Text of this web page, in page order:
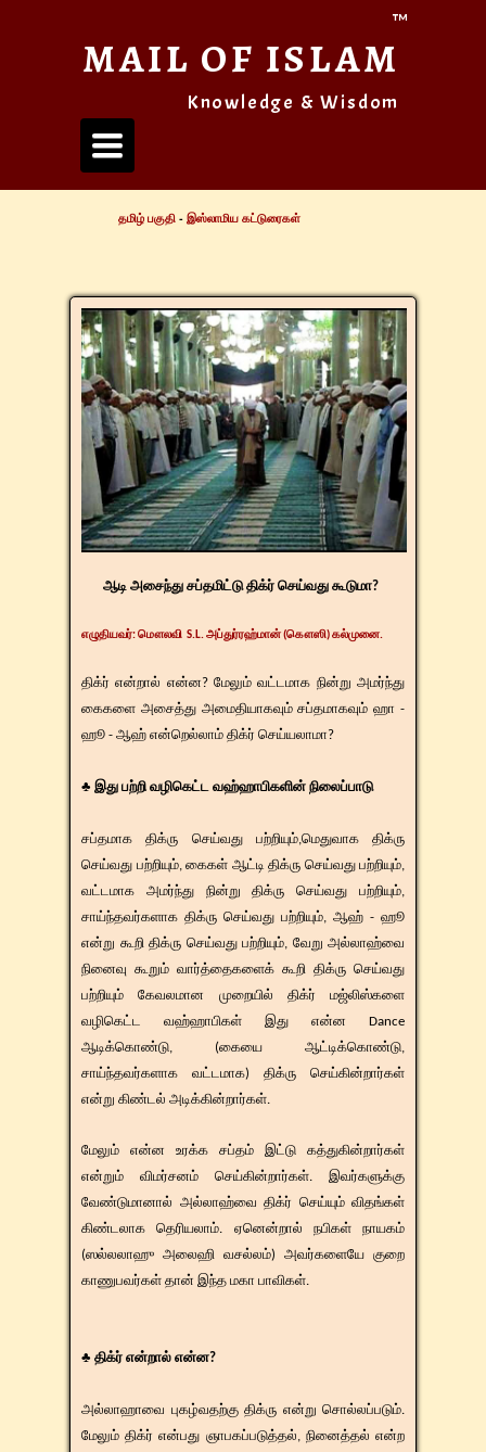
Toggle
navigation
MAIL OF ISLAM
™
Knowledge & Wisdom
தமிழ் பகுதி-இஸ்லாமிய கட்டுரைகள்
ஆடி அசைந்து சப்தமிட்டு திக்ர் செய்வது கூடுமா?
எழுதியவர்:மௌலவி S.L.அப்துர்ரஹ்மான் (கௌஸி) கல்முனை.
திக்ர் என்றால் என்ன? மேலும் வட்டமாக நின்று அமர்ந்து
கைகளை அசைத்து அமைதியாகவும் சப்தமாகவும் ஹா -
ஹூ - ஆஹ் என்றெல்லாம் திக்ர் செய்யலாமா?
♣ இது பற்றி வழிகெட்ட வஹ்ஹாபிகளின் நிலைப்பாடு
சப்தமாக திக்ரு செய்வது பற்றியும்,மெதுவாக திக்ரு
செய்வது பற்றியும், கைகள் ஆட்டி திக்ரு செய்வது பற்றியும்,
வட்டமாக அமர்ந்து நின்று திக்ரு செய்வது பற்றியும்,
சாய்ந்தவர்களாக திக்ரு செய்வது பற்றியும், ஆஹ் - ஹூ
என்று கூறி திக்ரு செய்வது பற்றியும், வேறு அல்லாஹ்வை
நினைவு கூறும் வார்த்தைகளைக் கூறி திக்ரு செய்வது
பற்றியும் கேவலமான முறையில் திக்ர் மஜ்லிஸ்களை
வழிகெட்ட வஹ்ஹாபிகள் இது என்ன Dance
ஆடிக்கொண்டு, (கையை ஆட்டிக்கொண்டு,
சாய்ந்தவர்களாக வட்டமாக) திக்ரு செய்கின்றார்கள்
என்று கிண்டல் அடிக்கின்றார்கள்.
​​மேலும் என்ன உரக்க சப்தம் இட்டு கத்துகின்றார்கள்
என்றும் விமர்சனம் செய்கின்றார்கள். இவர்களுக்கு
வேண்டுமானால் அல்லாஹ்வை திக்ர் செய்யும் விதங்கள்
கிண்டலாக தெரியலாம். ஏனென்றால் நபிகள் நாயகம்
(ஸல்லலாஹு அலைஹி வசல்லம்) அவர்களையே குறை
காணுபவர்கள் தான் இந்த மகா பாவிகள்.
♣ திக்ர் என்றால் என்ன?
அல்லாஹாவை புகழ்வதற்கு திக்ரு என்று சொல்லப்படும்.
மேலும் திக்ர் என்பது ஞாபகப்படுத்தல், நினைத்தல் என்ற